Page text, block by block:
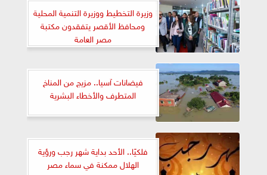
وزيرة التخطيط ووزيرة التنمية المحلية
ومحافظ الأقصر يتفقدون مكتبة
مصر العامة
فيضانات آسيا.. مزيج من المناخ
المتطرف والأخطاء البشرية
فلكيًا.. الأحد بداية شهر رجب ورؤية
الهلال ممكنة في سماء مصر